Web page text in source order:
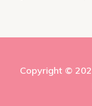
Copyright ©